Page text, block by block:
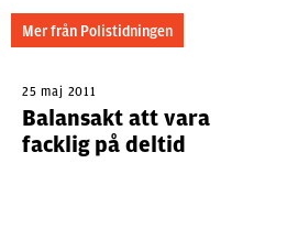
Mer från Polistidningen
25 maj 2011
Balansakt att vara
facklig på deltid